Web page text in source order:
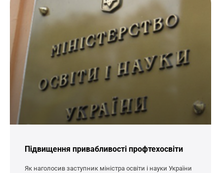
Підвищення привабливості профтехосвіти
Як наголосив заступник міністра освіти і науки України